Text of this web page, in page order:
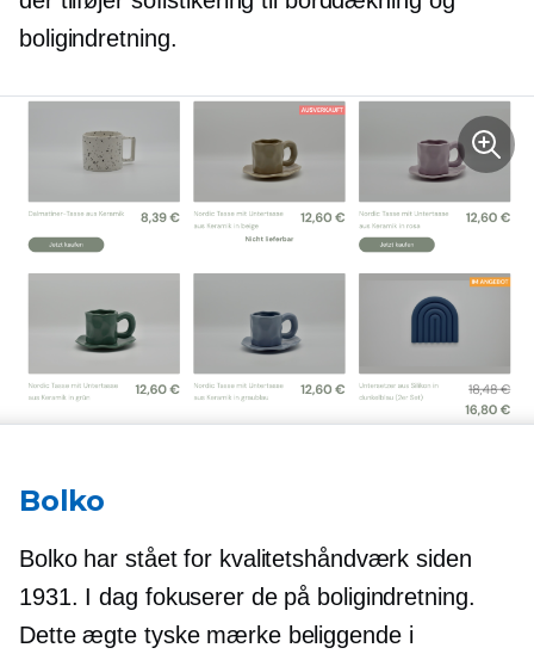
boligindretning.
Bolko
Bolko har stået for kvalitetshåndværk siden
1931. I dag fokuserer de på boligindretning.
Dette ægte tyske mærke beliggende i